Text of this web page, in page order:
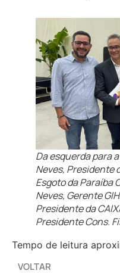
Da esquerda para
Neves, Presidente
Esgoto da Paraíba
Neves, Gerente
Presidente da
Presidente Cons.
Tempo de leitura
VOLTAR